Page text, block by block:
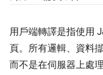
用戶端轉譯是指使用
頁。所有邏輯、資料
而不是在伺服器上處